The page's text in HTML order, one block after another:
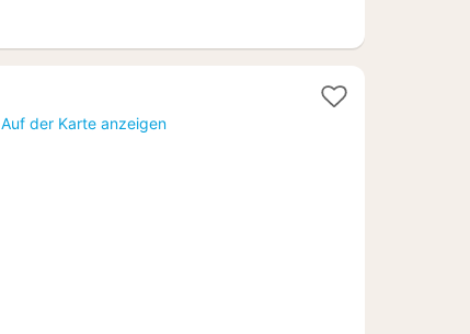
Auf der Karte anzeigen